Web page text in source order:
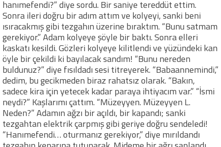
hanımefendi?” diye sordu. Bir saniye tereddüt ettim.
Sonra ileri doğru bir adım attım ve kolyeyi, sanki beni
ısıracakmış gibi tezgahın üzerine bıraktım. “Bunu satmam
gerekiyor.” Adam kolyeye şöyle bir baktı. Sonra elleri
kaskatı kesildi. Gözleri kolyeye kilitlendi ve yüzündeki kan
öyle bir çekildi ki bayılacak sandım! “Bunu nereden
buldunuz?” diye fısıldadı sesi titreyerek. “Babaannemindi,”
dedim, bu gecikmeden biraz rahatsız olarak. “Bakın,
sadece kira için yetecek kadar paraya ihtiyacım var.” “İsmi
neydi?” Kaşlarımı çattım. “Müzeyyen. Müzeyyen L.
Neden?” Adamın ağzı bir açıldı, bir kapandı; sanki
tezgahtan elektrik çarpmış gibi geriye doğru sendeledi!
“Hanımefendi… oturmanız gerekiyor,” diye mırıldandı